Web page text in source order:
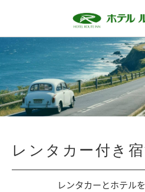
レンタカー付き
レンタカーとホテル